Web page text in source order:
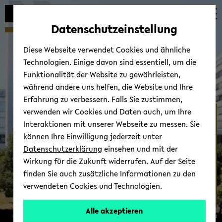
Automatische
vermeiden
zum
wechseln
zum
wechseln
zum
wechseln
Stu­den­ti­sche Stu­di­en­be­
ra­tung
© Uni­ver­si­tät Bie­le­feld
Datenschutzeinstellung
Diese Webseite verwendet Cookies und ähnliche
Technologien. Einige davon sind essentiell, um die
Funktionalität der Website zu gewährleisten,
während andere uns helfen, die Website und Ihre
Erfahrung zu verbessern. Falls Sie zustimmen,
verwenden wir Cookies und Daten auch, um Ihre
Interaktionen mit unserer Webseite zu messen. Sie
können Ihre Einwilligung jederzeit unter
Datenschutzerklärung einsehen und mit der
Wirkung für die Zukunft widerrufen. Auf der Seite
finden Sie auch zusätzliche Informationen zu den
verwendeten Cookies und Technologien.
Alle akzeptieren